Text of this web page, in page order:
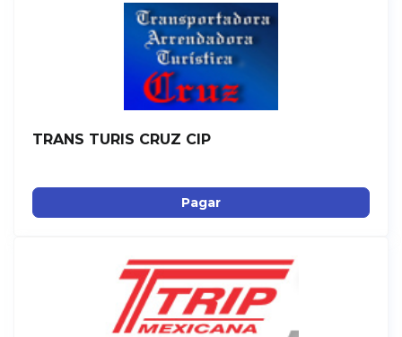
TRANS TURIS CRUZ CIP
Pagar